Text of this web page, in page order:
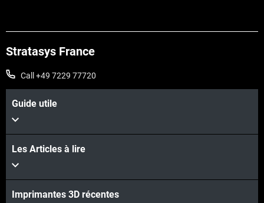
Voir plus
Voir plus
Stratasys France
Call +49 7229 77720
Guide utile
Les Articles à lire
Imprimantes 3D récentes